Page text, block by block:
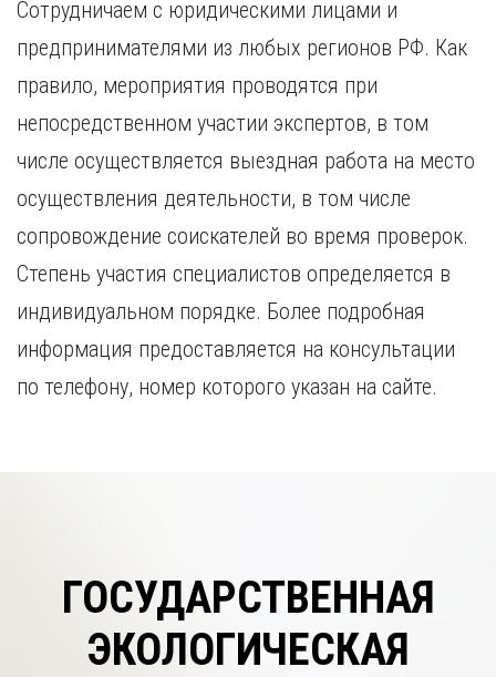
Сотрудничаем с юридическими лицами и
предпринимателями из любых регионов РФ. Как
правило, мероприятия проводятся при
непосредственном участии экспертов, в том
числе осуществляется выездная работа на место
осуществления деятельности, в том числе
сопровождение соискателей во время проверок.
Степень участия специалистов определяется в
индивидуальном порядке. Более подробная
информация предоставляется на консультации
по телефону, номер которого указан на сайте.
ГОСУДАРСТВЕННАЯ
ЭКОЛОГИЧЕСКАЯ